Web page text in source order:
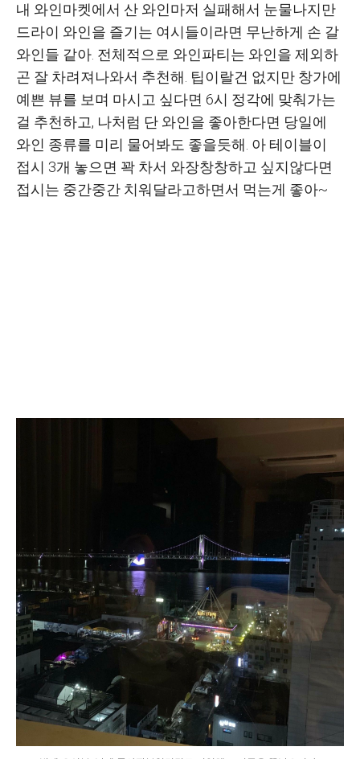
내 와인마켓에서 산 와인마저 실패해서 눈물나지만
드라이 와인을 즐기는 여시들이라면 무난하게 손 갈
와인들 같아. 전체적으로 와인파티는 와인을 제외하
곤 잘 차려져나와서 추천해. 팁이랄건 없지만 창가에
예쁜 뷰를 보며 마시고 싶다면 6시 정각에 맞춰가는
걸 추천하고, 나처럼 단 와인을 좋아한다면 당일에
와인 종류를 미리 물어봐도 좋을듯해. 아 테이블이
접시 3개 놓으면 꽉 차서 와장창창하고 싶지않다면
접시는 중간중간 치워달라고하면서 먹는게 좋아~